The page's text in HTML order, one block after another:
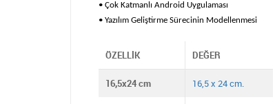
• Çok Katmanlı Android Uygulaması
• Yazılım Geliştirme Sürecinin Modellenmesi
ÖZELLIK DEĞER
16,5x24 cm 16,5 x 24 cm.